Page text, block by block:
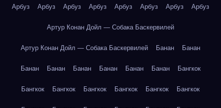
Арбуз Арбуз Арбуз Арбуз Арбуз Арбуз Арбуз Арбуз
Артур Конан Дойл — Собака Баскервилей
Артур Конан Дойл — Собака Баскервилей Банан Банан
Банан Банан Банан Банан Банан Банан Бангкок
Бангкок Бангкок Бангкок Бангкок Бангкок Бангкок